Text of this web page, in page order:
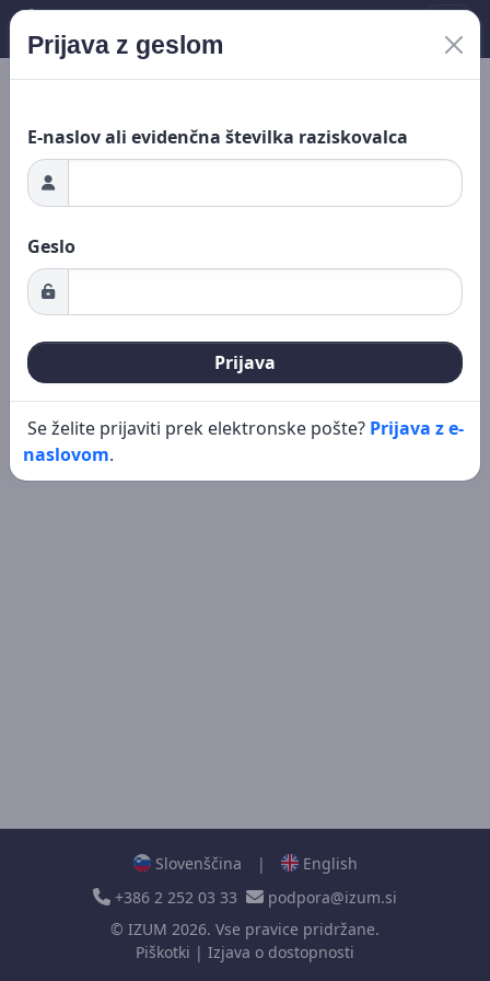
...
Prijava z geslom
E-naslov ali evidenčna številka raziskovalca
Geslo
Prijava
Se želite prijaviti prek elektronske pošte? Prijava z e-
naslovom.
Slovenščina |
English
+386 2 252 03 33
podpora@izum.si
© IZUM 2026. Vse pravice pridržane.
Piškotki | Izjava o dostopnosti